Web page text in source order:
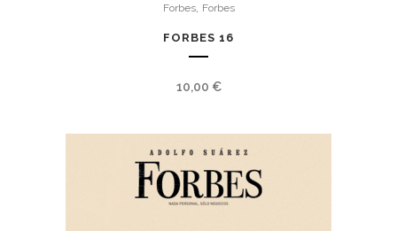
Forbes, Forbes
FORBES 16
10,00 €